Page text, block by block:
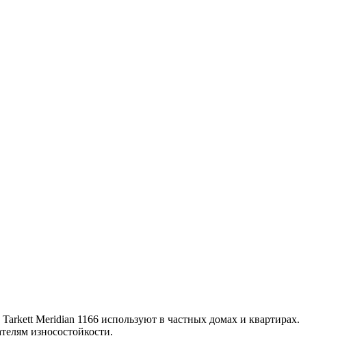
Meridian 1166 используют в частных домах и квартирах.
износостойкости.